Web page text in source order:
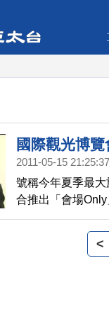
國際觀光博
2011-05-15 21:25:37
號稱今年夏季最
合推出「會場
浩，也親自到台
情形，以及景點
<